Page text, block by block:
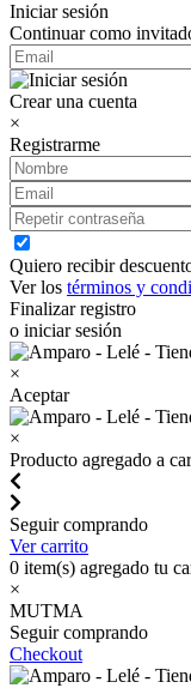
Iniciar sesión
Continuar como
Crear una cuenta
×
Registrarme
Quiero recibir
Ver los términos y
Finalizar registro
o iniciar sesión
×
Aceptar
×
Producto agregado a
Seguir comprando
Ver carrito
0 item(s) agregado tu
×
MUTMA
Seguir comprando
Checkout